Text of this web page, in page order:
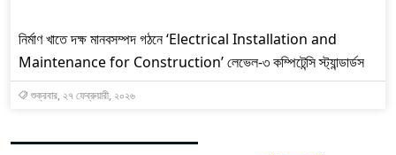
নির্মাণ খাতে দক্ষ মানবসম্পদ গঠনে ‘Electrical Installation and
Maintenance for Construction’ লেভেল-৩ কম্পিটেন্সি স্ট্যান্ডার্ডস
শুক্রবার, ২৭ ফেব্রুয়ারী, ২০২৬